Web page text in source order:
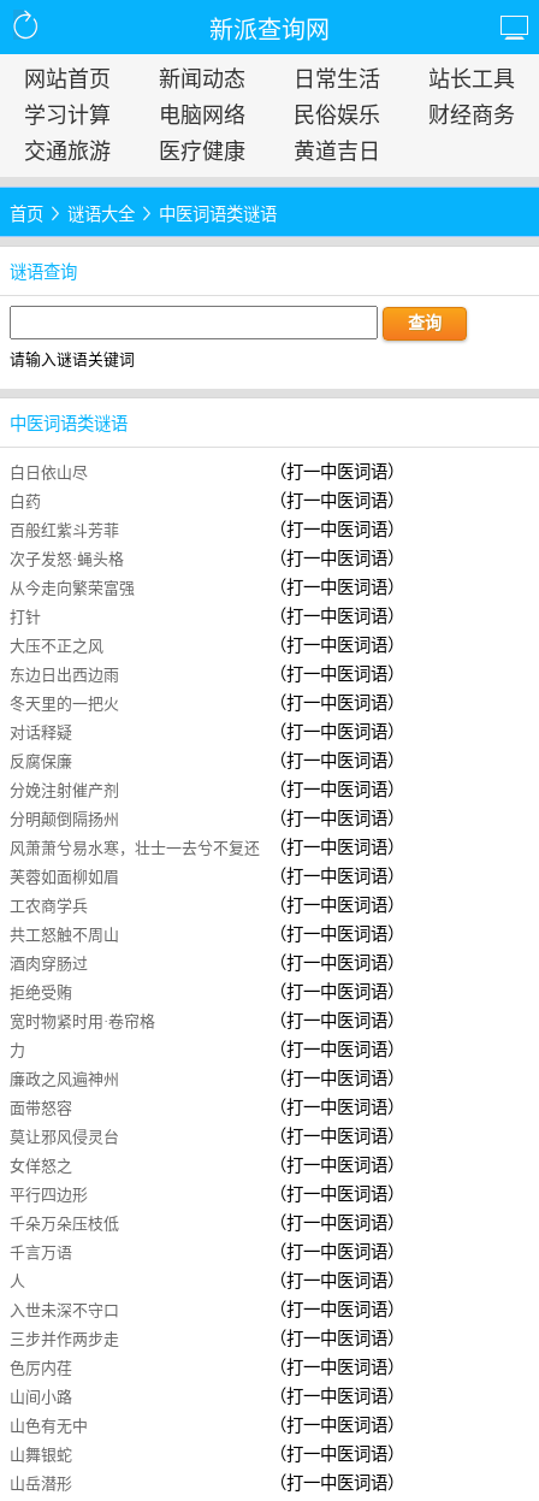
新派查询网
网站首页 新闻动态 日常生活
站长工具
学习计算
电脑网络 民俗娱乐
财经商务
交通旅游
医疗健康 黄道吉日
首页 谜语大全 中医词语类谜语
谜语查询
请输入谜语关键词
中医词语类谜语
白日依山尽 （打一中医词语）
白药 （打一中医词语）
百般红紫斗芳菲 （打一中医词语）
次子发怒·蝇头格 （打一中医词语）
从今走向繁荣富强 （打一中医词语）
打针 （打一中医词语）
大压不正之风 （打一中医词语）
东边日出西边雨 （打一中医词语）
冬天里的一把火 （打一中医词语）
对话释疑 （打一中医词语）
反腐保廉 （打一中医词语）
分娩注射催产剂 （打一中医词语）
分明颠倒隔扬州 （打一中医词语）
风萧萧兮易水寒，壮士一去兮不复还 （打一中医词语）
芙蓉如面柳如眉 （打一中医词语）
工农商学兵 （打一中医词语）
共工怒触不周山 （打一中医词语）
酒肉穿肠过 （打一中医词语）
拒绝受贿 （打一中医词语）
宽时物紧时用·卷帘格 （打一中医词语）
力 （打一中医词语）
廉政之风遍神州 （打一中医词语）
面带怒容 （打一中医词语）
莫让邪风侵灵台 （打一中医词语）
女佯怒之 （打一中医词语）
平行四边形 （打一中医词语）
千朵万朵压枝低 （打一中医词语）
千言万语 （打一中医词语）
人 （打一中医词语）
入世未深不守口 （打一中医词语）
三步并作两步走 （打一中医词语）
色厉内荏 （打一中医词语）
山间小路 （打一中医词语）
山色有无中 （打一中医词语）
山舞银蛇 （打一中医词语）
山岳潜形 （打一中医词语）